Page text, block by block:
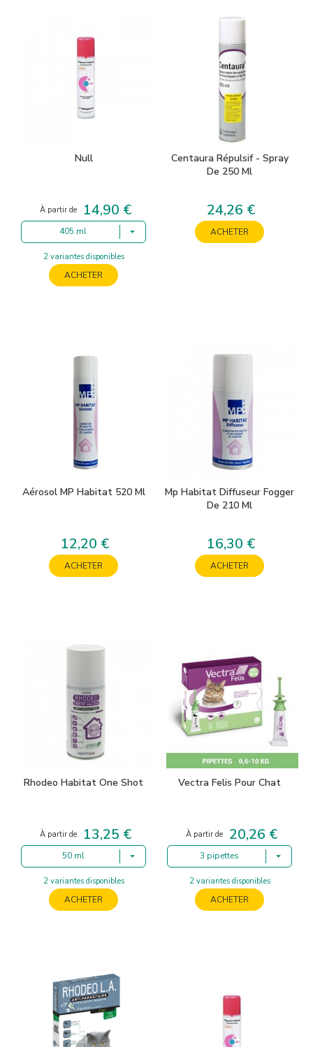
Null
À partir de Prix
14,90 €
405 ml
2 variantes disponibles
ACHETER
Centaura Répulsif - Spray
De 250 Ml
Prix
24,26 €
ACHETER
Aérosol MP Habitat 520 Ml
Prix
12,20 €
ACHETER
Mp Habitat Diffuseur Fogger
De 210 Ml
Prix
16,30 €
ACHETER
Rhodeo Habitat One Shot
À partir de Prix
13,25 €
50 ml
2 variantes disponibles
ACHETER
Vectra Felis Pour Chat
À partir de Prix
20,26 €
3 pipettes
2 variantes disponibles
ACHETER